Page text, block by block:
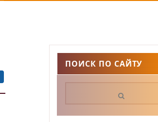
ПОИСК ПО САЙТУ